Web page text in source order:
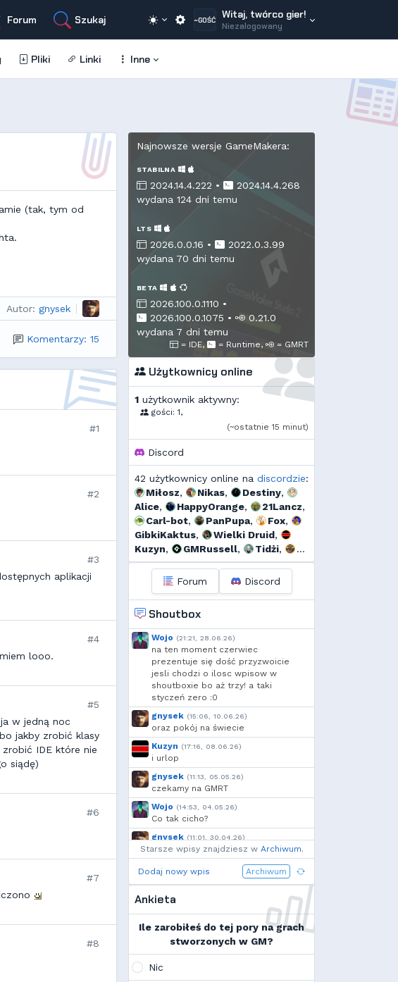
~GOŚĆ Witaj, twórco gier!
Niezalogowany
Forum Szukaj
Pliki Linki Inne
(tak, tym od
Autor: gnysek
Komentarzy: 15
#1
#2
#3
aplikacji
#4
looo.
#5
w jedną noc
jakby zrobić klasy
IDE które nie
siądę)
#6
#7
#8
Najnowsze wersje GameMakera:
STABILNA
2024.14.4.222 •
2024.14.4.268
wydana 124 dni temu
LTS
2026.0.0.16 •
2022.0.3.99
wydana 70 dni temu
BETA
2026.100.0.1110 •
2026.100.0.1075 •
0.21.0
wydana 7 dni temu
= IDE, = Runtime, = GMRT
Użytkownicy online
1 użytkownik aktywny:
gości: 1,
(~ostatnie 15 minut)
Discord
42 użytkownicy online na discordzie:
Miłosz, Nikas, Destiny,
Alice, HappyOrange, 21Lancz,
Carl-bot, PanPupa, Fox,
GibkiKaktus, Wielki Druid,
Kuzyn, GMRussell, Tidżi,
fervi, 𝕳𝖚𝖌𝖔 𝕲𝖔𝖓𝖝𝖆𝖑𝖊𝖝, Kalor,
Threef, RogerDodg3r Uzjel
s..., Pako, Dyno,
szmalu, Korodzik
Ulti, Kandif Skovv
bagno, Arrekin, Mtax
, szynka, Cebul, Borek
moeglich, Add92, Shockah
Forum Discord
Shoutbox
Wojo (21:21, 28.06.26)
na ten moment czerwiec
prezentuje się dość przyzwoicie
jesli chodzi o ilosc wpisow w
shoutboxie bo aż trzy! a taki
styczeń zero :0
gnysek (15:06, 10.06.26)
oraz pokój na świecie
Kuzyn (17:16, 08.06.26)
i urlop
gnysek (11:13, 05.05.26)
czekamy na GMRT
Wojo (14:53, 04.05.26)
Co tak cicho?
gnysek (11:01, 30.04.26)
Grill panie, grill.
Wojo
(14:18, 29.04.26)
Jak planujecie spędzić najbliższą
Ja zainstalowałem sobie Linux mint
na swoim laptopie
Wojo
Tak, po zmianach gmclan przeżywa
Starsze wpisy znajdziesz w Archiwum.
Dodaj nowy wpis Archiwum
Ankieta
Ile zarobiłeś do tej pory na grach
stworzonych w GM?
Nic